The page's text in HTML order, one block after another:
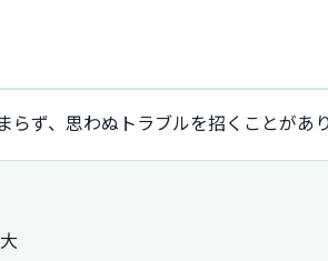
ず、思わぬトラブルを招くことがあり